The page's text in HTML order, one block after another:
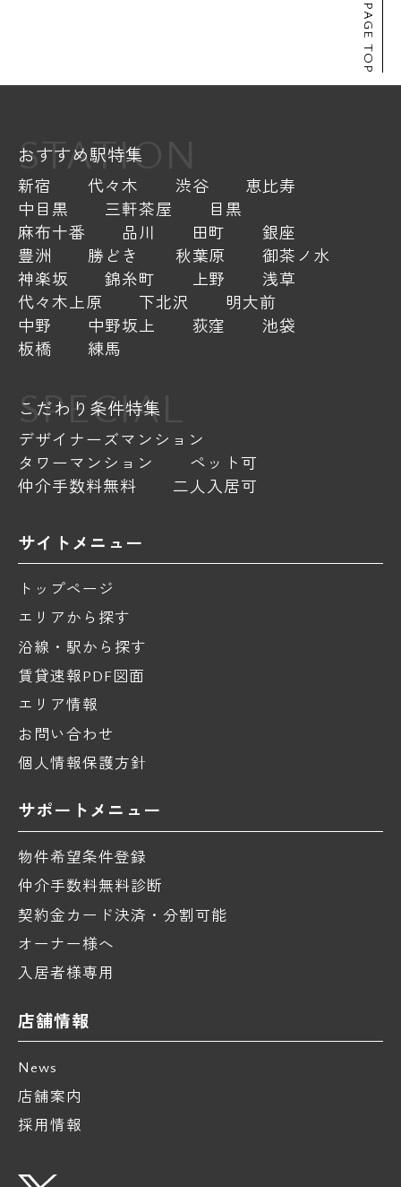
PAGE TOP
STATION
おすすめ駅特集
新宿 代々木 渋谷
恵比寿
中目黒
三軒茶屋
目黒
麻布十番
品川 田町
銀座
豊洲
勝どき 秋葉原
御茶ノ水
神楽坂
錦糸町 上野
浅草
代々木上原
下北沢
明大前
中野
中野坂上 荻窪
池袋
板橋
練馬
SPECIAL
こだわり条件特集
デザイナーズマンション
タワーマンション
ペット可
仲介手数料無料
二人入居可
サイトメニュー
トップページ
エリアから探す
沿線・駅から探す
賃貸速報PDF図面
エリア情報
お問い合わせ
個人情報保護方針
サポートメニュー
物件希望条件登録
仲介手数料無料診断
契約金カード決済・分割可能
オーナー様へ
入居者様専用
店舗情報
News
店舗案内
採用情報